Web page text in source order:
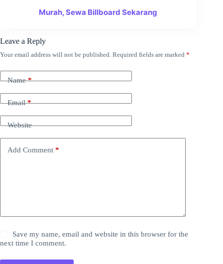
Murah, Sewa Billboard Sekarang
Leave a Reply
Your email address will not be published. Required fields are marked *
Name*
Email*
Website
Add Comment *
Save my name, email and website in this browser for the
next time I comment.